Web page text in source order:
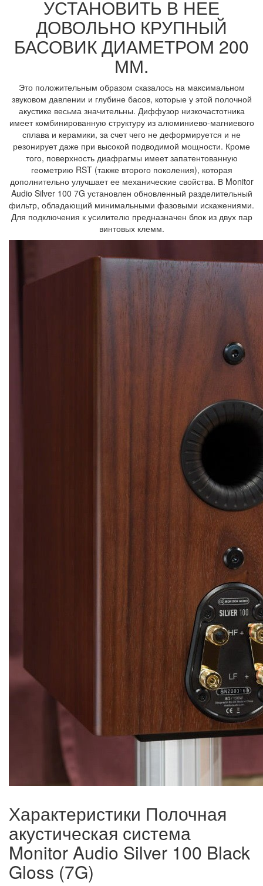
УСТАНОВИТЬ В НЕЕ
ДОВОЛЬНО КРУПНЫЙ
БАСОВИК ДИАМЕТРОМ 200
ММ.
Это положительным образом сказалось на максимальном
звуковом давлении и глубине басов, которые у этой полочной
акустике весьма значительны. Диффузор низкочастотника
имеет комбинированную структуру из алюминиево-магниевого
сплава и керамики, за счет чего не деформируется и не
резонирует даже при высокой подводимой мощности. Кроме
того, поверхность диафрагмы имеет запатентованную
геометрию RST (также второго поколения), которая
дополнительно улучшает ее механические свойства. В Monitor
Audio Silver 100 7G установлен обновленный разделительный
фильтр, обладающий минимальными фазовыми искажениями.
Для подключения к усилителю предназначен блок из двух пар
винтовых клемм.
Характеристики Полочная
акустическая система
Monitor Audio Silver 100 Black
Gloss (7G)